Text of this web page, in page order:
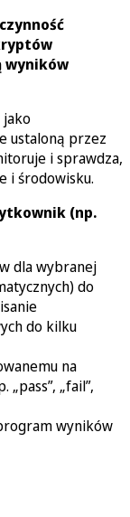
wyników
jako
ustaloną przez
i sprawdza,
i środowisku.
(np.
dla wybranej
do
do kilku
na
„fail”,
wyników